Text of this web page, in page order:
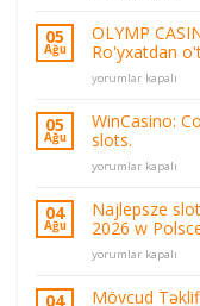
Online
Casino
Olymp
Casino
ve
Bahis
Platformu
için
05
Ağu
OLYMP
Ro'yxatdan
OLYMP
O'yinlar
uchun
narx
Kirish
Oson
Ro'yxatdan
o'tish
için
yorumlar kapalı
05
Ağu
WinCasino:
slots.
WinCasino:
com
bónus,
mesas
ao
e
yorumlar kapalı
04
Ağu
Najlepsze
2026 w
Najlepsze
casino
yorumlar kapalı
04 Mövcud